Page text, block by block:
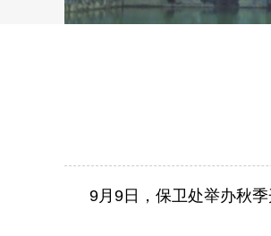
9月9日，保卫处举办秋